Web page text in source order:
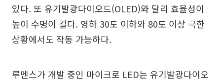
있다. 또 유기발광다이오드(OLED)와 달리 효율성이
높이 수명이 길다. 영하 30도 이하와 80도 이상 극한
상황에서도 작동 가능하다.
루멘스가 개발 중인 마이크로 LED는 유기발광다이오